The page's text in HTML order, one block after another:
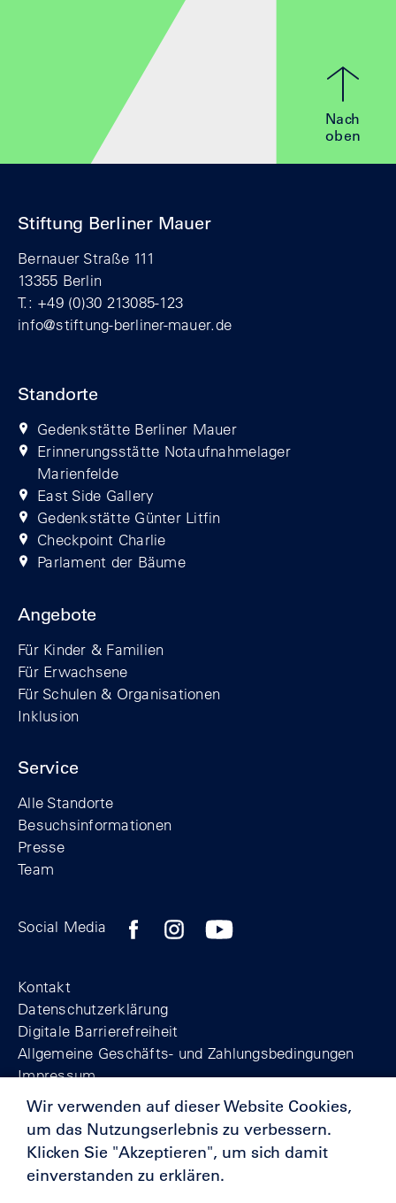
Nach
oben
Stiftung Berliner Mauer
Bernauer Straße 111
13355 Berlin
T.: +49 (0)30 213085-123
info@stiftung-berliner-mauer.de
Standorte
Gedenkstätte Berliner Mauer
Erinnerungsstätte Notaufnahmelager
Marienfelde
East Side Gallery
Gedenkstätte Günter Litfin
Checkpoint Charlie
Parlament der Bäume
Angebote
Für Kinder & Familien
Für Erwachsene
Für Schulen & Organisationen
Inklusion
Service
Alle Standorte
Besuchsinformationen
Presse
Team
Social Media Zum Facebook-Profil der Stiftung
Zum Instagram-Profil der Stiftung
Zum YouTube-Kanal der
Kontakt
Datenschutzerklärung
Digitale Barrierefreiheit
Allgemeine Geschäfts- und Zahlungsbedingungen
Impressum
© Stiftung Berliner Mauer 2025
Wir verwenden auf dieser Website Cookies,
um das Nutzungserlebnis zu verbessern.
Klicken Sie "Akzeptieren", um sich damit
einverstanden zu erklären.